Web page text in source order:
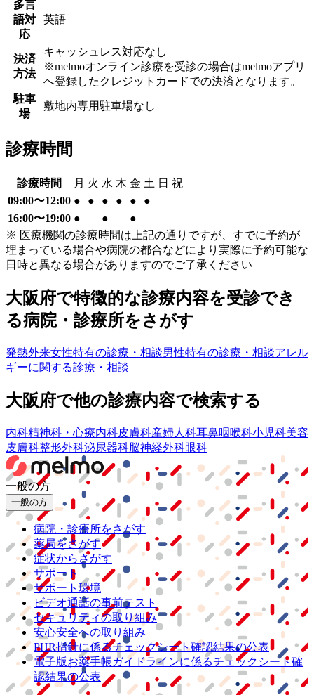
多言
語対
応
英語
決済
方法
キャッシュレス対応なし
※melmoオンライン診療を受診の場合はmelmoアプリ
へ登録したクレジットカードでの決済となります。
駐車
場
敷地内専用駐車場なし
診療時間
診療時間 月 火 水 木 金 土 日 祝
09:00〜12:00 ● ● ● ● ●
●
16:00〜19:00 ● ●
●
※ 医療機関の診療時間は上記の通りですが、すでに予約が
埋まっている場合や病院の都合などにより実際に予約可能な
日時と異なる場合がありますのでご了承ください
大阪府で特徴的な診療内容を受診でき
る病院・診療所をさがす
発熱外来女性特有の診療・相談男性特有の診療・相談アレル
ギーに関する診療・相談
大阪府で他の診療内容で検索する
内科精神科・心療内科皮膚科産婦人科耳鼻咽喉科小児科美容
皮膚科整形外科泌尿器科脳神経外科眼科
一般の方
一般の方
病院・診療所をさがす
薬局をさがす
症状からさがす
サポート
サポート環境
ビデオ通話の事前テスト
セキュリティの取り組み
安心安全への取り組み
PHR指針に係るチェックシート確認結果の公表
電子版お薬手帳ガイドラインに係るチェックシート確
認結果の公表